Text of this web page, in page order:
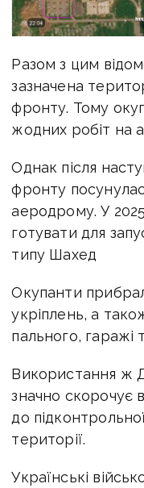
Разом з цим
зазначена
фронту. Тому
жодних робіт на
Однак після
фронту
аеродрому. У
готувати для
типу Шахед
Окупанти
укріплень, а
пального, гаражі
Використання ж
значно скорочує
до
території.
Українські